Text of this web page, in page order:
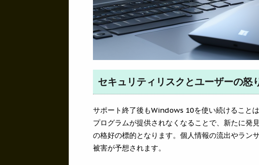
セキュリティリスクとユーザーの怒
サポート終了後もWindows 10を使い続けること
プログラムが提供されなくなることで、新たに発
の格好の標的となります。個人情報の流出やラン
被害が予想されます。